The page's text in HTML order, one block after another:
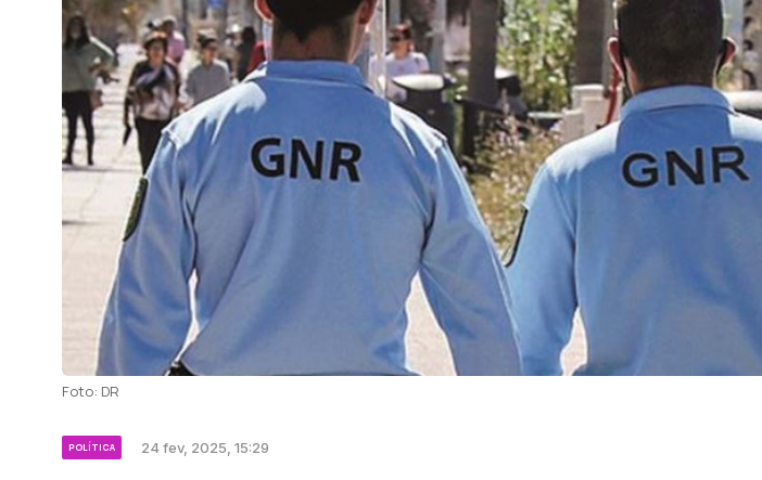
Foto: DR
POLÍTICA 24 fev, 2025, 15:29